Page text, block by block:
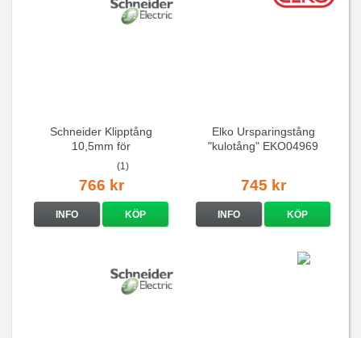
Schneider Klipptång
10,5mm för
kabelingångar
(1)
766 kr
INFO KÖP
Elko Ursparingstång
"kulotång" EKO04969
745 kr
INFO KÖP